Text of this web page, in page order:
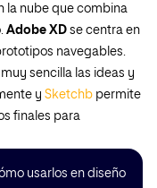
la nube que combina
Adobe XD se centra en
navegables.
sencilla las ideas y
y Sketchb permite
finales para
usarlos en diseño